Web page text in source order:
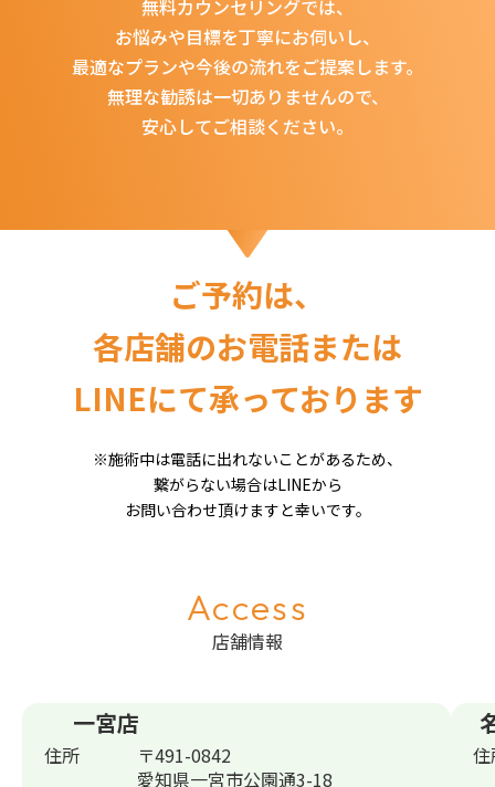
無料カウンセリングでは、
お悩みや目標を丁寧にお伺いし、
最適なプランや今後の流れをご提案します。
無理な勧誘は一切ありませんので、
安心してご相談ください。
ご予約は、
各店舗のお電話または
LINEにて承っております
※施術中は電話に出れないことがあるため、
繋がらない場合はLINEから
お問い合わせ頂けますと幸いです。
Access
店舗情報
一宮店
住所
〒491-0842
愛知県一宮市公園通3-18